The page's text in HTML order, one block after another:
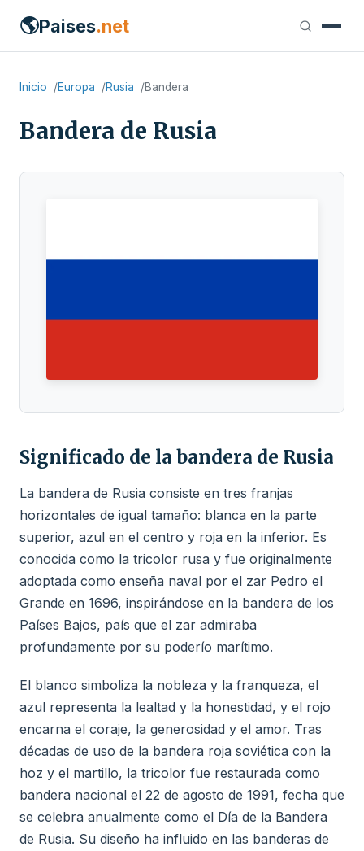
🌎Paises.net
Inicio Europa Rusia Bandera
Bandera de Rusia
Significado de la bandera de Rusia
La bandera de Rusia consiste en tres franjas
horizontales de igual tamaño: blanca en la parte
superior, azul en el centro y roja en la inferior. Es
conocida como la tricolor rusa y fue originalmente
adoptada como enseña naval por el zar Pedro el
Grande en 1696, inspirándose en la bandera de los
Países Bajos, país que el zar admiraba
profundamente por su poderío marítimo.
El blanco simboliza la nobleza y la franqueza, el
azul representa la lealtad y la honestidad, y el rojo
encarna el coraje, la generosidad y el amor. Tras
décadas de uso de la bandera roja soviética con la
hoz y el martillo, la tricolor fue restaurada como
bandera nacional el 22 de agosto de 1991, fecha que
se celebra anualmente como el Día de la Bandera
de Rusia. Su diseño ha influido en las banderas de